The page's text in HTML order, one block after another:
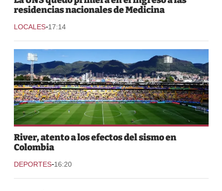
residencias nacionales de Medicina
LOCALES-17:14
River, atento a los efectos del sismo en
Colombia
DEPORTES-16:20